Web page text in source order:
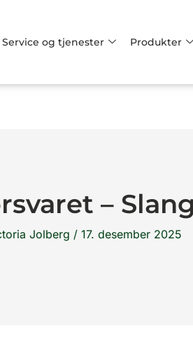
Service og tjenester Produkter
–
Jolberg / 17. desember 2025